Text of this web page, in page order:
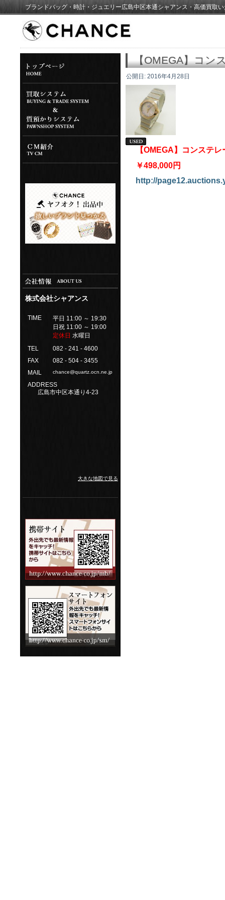
ブランドバッグ・時計・ジュエリー広島中区本通シャアンス・高価買取
株式会社シャアンス
TIME
平日 11:00 ～ 19:30
日祝 11:00 ～ 19:00
定休日 水曜日
TEL
082 - 241 - 4600
FAX
082 - 504 - 3455
MAIL
chance@quartz.ocn.ne.jp
ADDRESS
広島市中区本通り4-23
大きな地図で見る
【OMEGA】コン
公開日: 2016年4月28日
【OMEGA】コンステ
￥498,000円
http://